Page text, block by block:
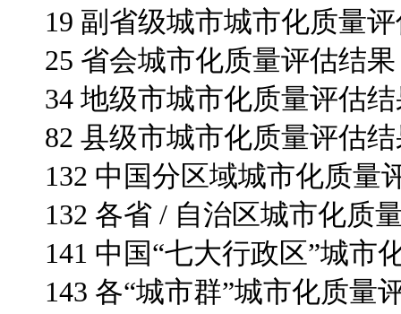
19 副省级城市城市化质量
25 省会城市化质量评估结果
34 地级市城市化质量评估
82 县级市城市化质量评估
132 中国分区域城市化质量
132 各省 / 自治区城市化质
141 中国“七大行政区”城市
143 各“城市群”城市化质量